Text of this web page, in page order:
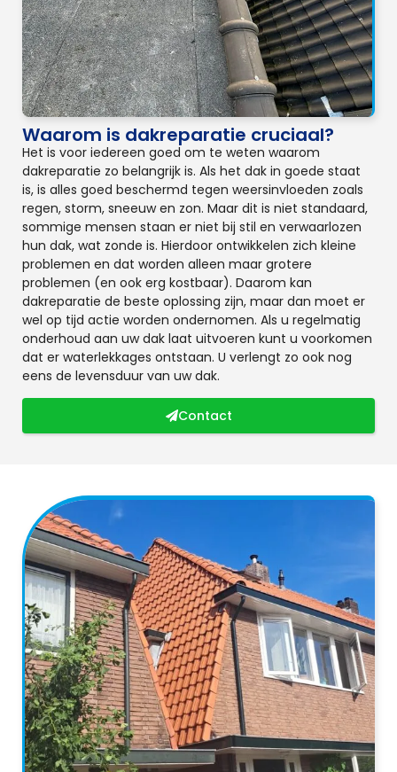
Waarom is dakreparatie cruciaal?
Het is voor iedereen goed om te weten waarom
dakreparatie zo belangrijk is. Als het dak in goede staat
is, is alles goed beschermd tegen weersinvloeden zoals
regen, storm, sneeuw en zon. Maar dit is niet standaard,
sommige mensen staan er niet bij stil en verwaarlozen
hun dak, wat zonde is. Hierdoor ontwikkelen zich kleine
problemen en dat worden alleen maar grotere
problemen (en ook erg kostbaar). Daarom kan
dakreparatie de beste oplossing zijn, maar dan moet er
wel op tijd actie worden ondernomen. Als u regelmatig
onderhoud aan uw dak laat uitvoeren kunt u voorkomen
dat er waterlekkages ontstaan. U verlengt zo ook nog
eens de levensduur van uw dak.
Contact